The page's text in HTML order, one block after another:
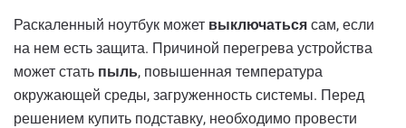
Раскаленный ноутбук может выключаться сам, если
на нем есть защита. Причиной перегрева устройства
может стать пыль, повышенная температура
окружающей среды, загруженность системы. Перед
решением купить подставку, необходимо провести